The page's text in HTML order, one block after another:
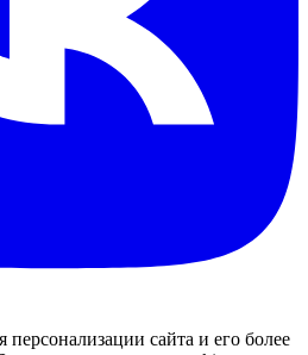
сайта и его более